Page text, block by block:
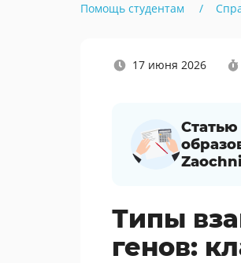
Помощь студентам
17 июня 2026
Типы
генов: